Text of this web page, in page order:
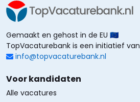
Gemaakt en gehost in de EU 🇪🇺
TopVacaturebank is een initiatief van
info@topvacaturebank.nl
Voor kandidaten
Alle vacatures